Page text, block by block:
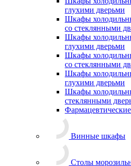
глухими дверьми
Шкафы
со стеклянными
Шкафы
глухими дверьми
Шкафы
со стеклянными
Шкафы
глухими дверьми
Шкафы
стеклянными
Винные шкафы
Столы